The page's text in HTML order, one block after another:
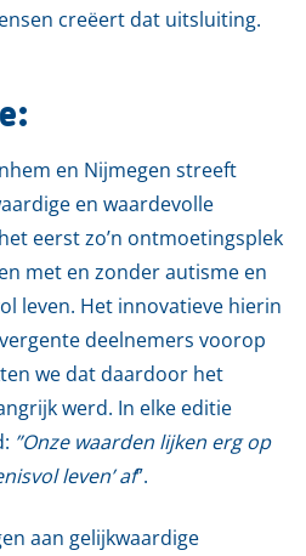
creëert dat uitsluiting.
en Nijmegen streeft
en waardevolle
eerst zo’n ontmoetingsplek
met en zonder autisme en
leven. Het innovatieve hierin
deelnemers voorop
we dat daardoor het
werd. In elke editie
”Onze waarden lijken erg op
leven’ af”.
aan gelijkwaardige